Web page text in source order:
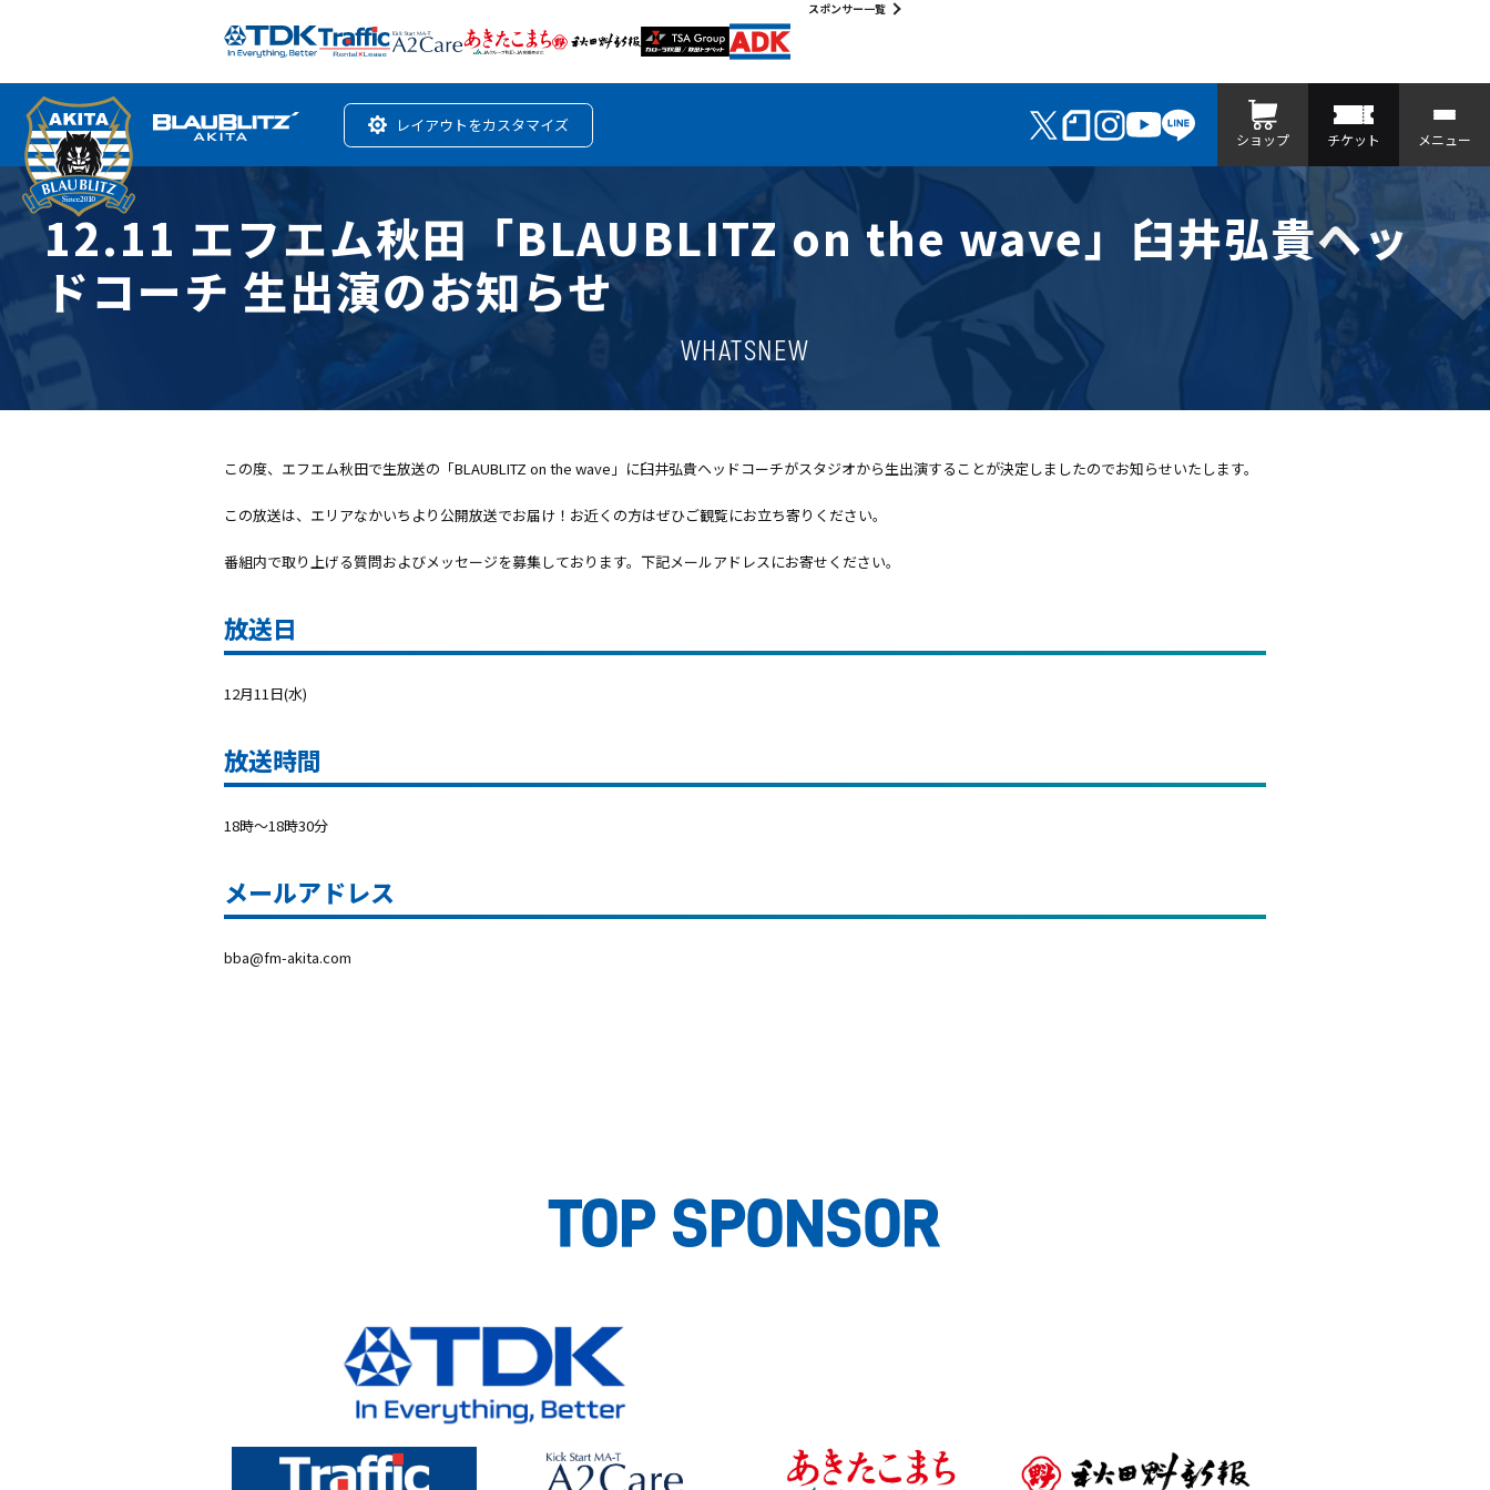
スポンサー一覧
レイアウトをカスタマイズ
ショップ チケット メニュー
12.11 エフエム秋田「BLAUBLITZ on the wave」臼井弘貴ヘッ
ドコーチ 生出演のお知らせ
WHATSNEW
この度、エフエム秋田で生放送の「BLAUBLITZ on the wave」に臼井弘貴ヘッドコーチがスタジオから生出演することが決定しましたのでお知らせいたします。
この放送は、エリアなかいちより公開放送でお届け！お近くの方はぜひご観覧にお立ち寄りください。
番組内で取り上げる質問およびメッセージを募集しております。下記メールアドレスにお寄せください。
放送日
12月11日(水)
放送時間
18時～18時30分
メールアドレス
bba@fm-akita.com
TOP SPONSOR